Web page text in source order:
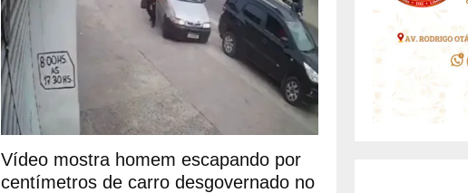
Vídeo mostra homem escapando por
centímetros de carro desgovernado no